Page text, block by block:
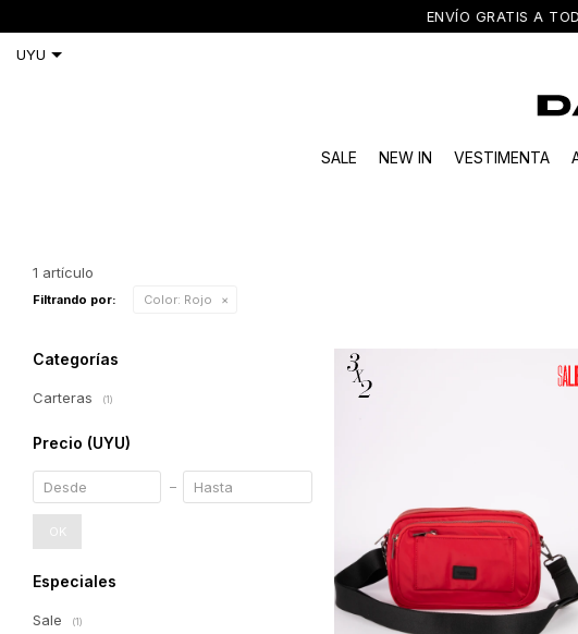
ENVÍO GRATIS A TODO EL PAÍS EN
SALE NEW IN VESTIMENTA
1 artículo
Filtrando por: Color: Rojo
Categorías
Carteras (1)
Precio (UYU)
OK
Especiales
Sale (1)